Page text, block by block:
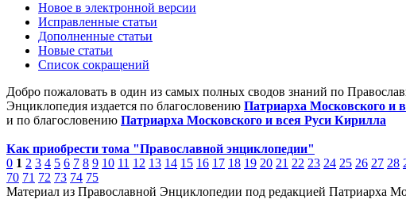
Новое в электронной версии
Исправленные статьи
Дополненные статьи
Новые статьи
Список сокращений
Добро пожаловать в один из самых полных сводов знаний по
Энциклопедия издается по благословению Патриарха Московского и
и по благословению Патриарха Московского и всея Руси Кирилла
Как приобрести тома "Православной энциклопедии"
0 1 2 3 4 5 6 7 8 9 10 11 12 13 14 15 16 17 18 19 20 21 22 23 24 25 26 27 28
70 71 72 73 74 75
Материал из Православной Энциклопедии под редакцией Патриарха